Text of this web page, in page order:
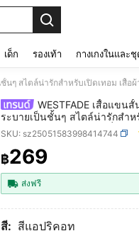
เด็ก รองเท้า กางเกงในและ
WESTFADE เสื้อแขน
ระบายเป็นชั้นๆ สไตล์น่ารักสำห
ร่วง ชุดฤดูร้อนสไตล์คันทรี่สำห
SKU: sz25051583998414744
PRICE AND
฿269
ส่งฟรี
สี: สีแอปริคอท